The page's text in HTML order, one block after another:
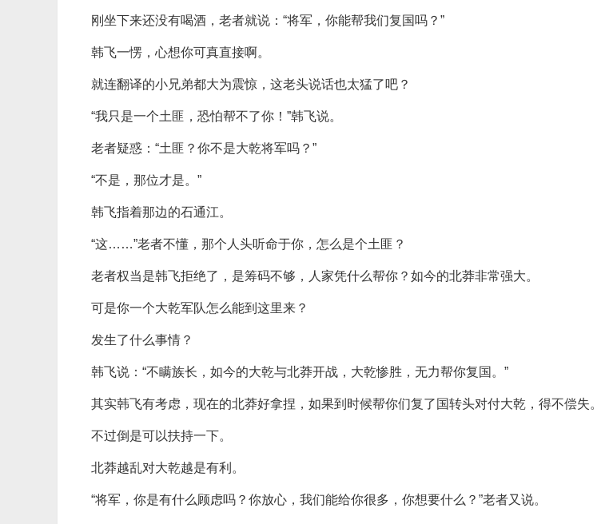
刚坐下来还没有喝酒，老者就说：“将军，你能帮我们复国吗？”
韩飞一愣，心想你可真直接啊。
就连翻译的小兄弟都大为震惊，这老头说话也太猛了吧？
“我只是一个土匪，恐怕帮不了你！”韩飞说。
老者疑惑：“土匪？你不是大乾将军吗？”
“不是，那位才是。”
韩飞指着那边的石通江。
“这……”老者不懂，那个人头听命于你，怎么是个土匪？
老者权当是韩飞拒绝了，是筹码不够，人家凭什么帮你？如今的北莽非常强大。
可是你一个大乾军队怎么能到这里来？
发生了什么事情？
韩飞说：“不瞒族长，如今的大乾与北莽开战，大乾惨胜，无力帮你复国。”
其实韩飞有考虑，现在的北莽好拿捏，如果到时候帮你们复了国转头对付大乾，得不偿失。
不过倒是可以扶持一下。
北莽越乱对大乾越是有利。
“将军，你是有什么顾虑吗？你放心，我们能给你很多，你想要什么？”老者又说。